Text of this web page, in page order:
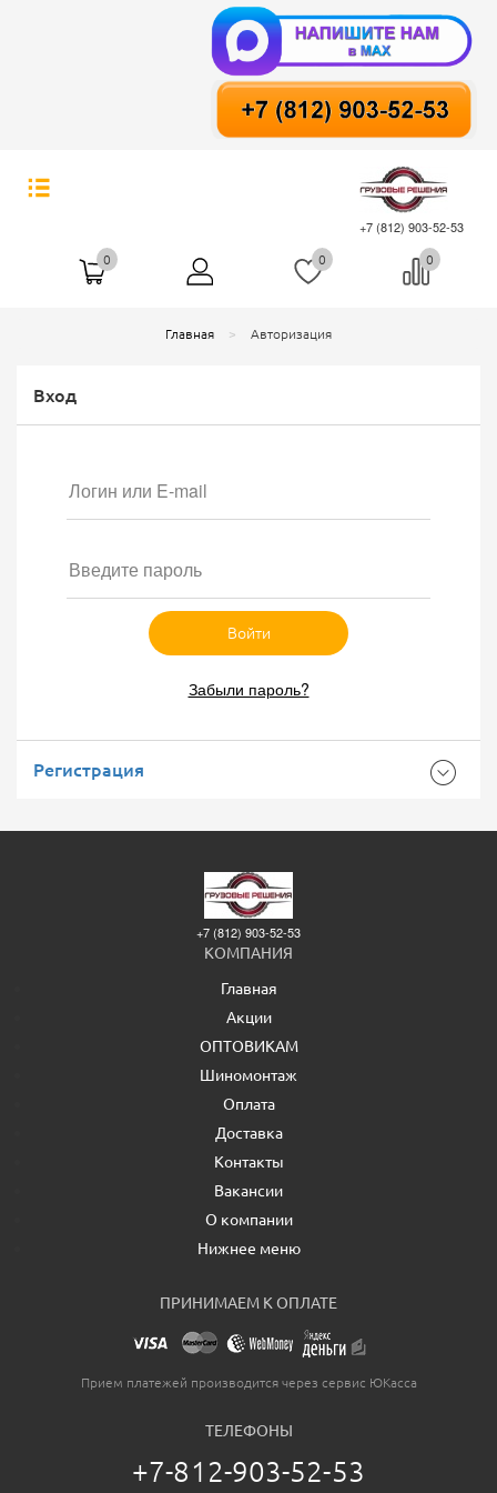
+7 (812) 903-52-53
0 0 0
Главная Авторизация
Вход
Войти
Забыли пароль?
Регистрация
+7 (812) 903-52-53
КОМПАНИЯ
Главная
Акции
ОПТОВИКАМ
Шиномонтаж
Оплата
Доставка
Контакты
Вакансии
О компании
Нижнее меню
ПРИНИМАЕМ К ОПЛАТЕ
Прием платежей производится через сервис ЮКасса
ТЕЛЕФОНЫ
+7-812-903-52-53